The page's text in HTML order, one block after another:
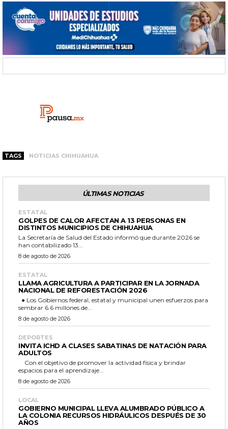
TAGS NOTICIAS CHIHUAHUA
ÚLTIMAS NOTICIAS
ESTATAL
GOLPES DE CALOR AFECTAN A 13 PERSONAS EN
DISTINTOS MUNICIPIOS DE CHIHUAHUA
La Secretaría de Salud del Estado informó que durante 2026 se
han contabilizado 13...
8 de agosto de 2026
ESTATAL
LLAMA AGRICULTURA A PARTICIPAR EN LA JORNADA
NACIONAL DE REFORESTACIÓN 2026
sembrar 6.6 millones de...
8 de agosto de 2026
DEPORTES
INVITA ICHD A CLASES SABATINAS DE NATACIÓN PARA
ADULTOS
espacios para el aprendizaje...
8 de agosto de 2026
LOCAL
GOBIERNO MUNICIPAL LLEVA ALUMBRADO PÚBLICO A
LA COLONIA RECURSOS HIDRÁULICOS DESPUÉS DE 30
AÑOS